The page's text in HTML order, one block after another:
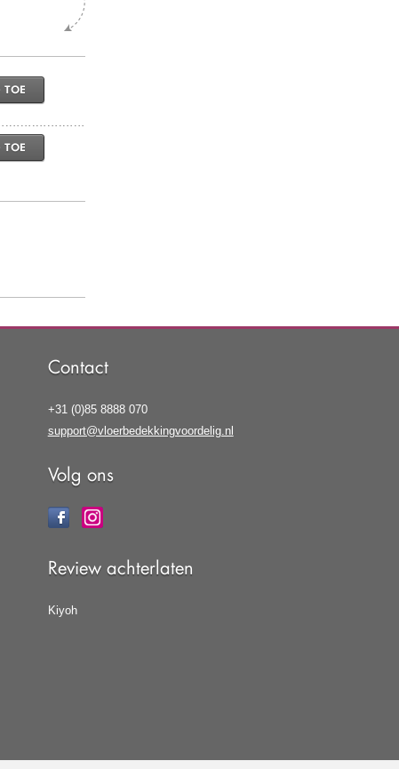
TOE
TOE
Contact
+31 (0)85 8888 070
support@vloerbedekkingvoordelig.nl
Volg ons
Review achterlaten
Kiyoh